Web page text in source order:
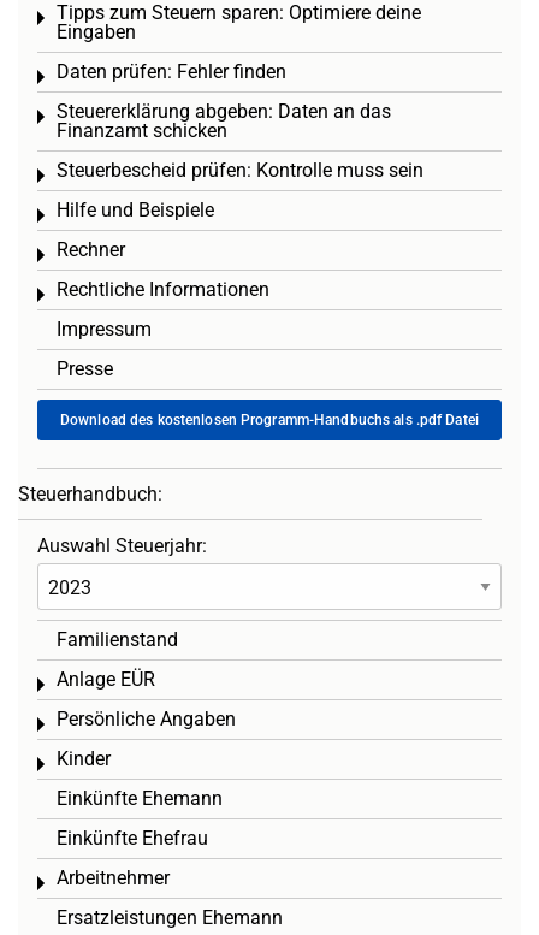
Tipps zum Steuern sparen: Optimiere deine
Eingaben
Toggle menu
Daten prüfen: Fehler finden
Toggle menu
Steuererklärung abgeben: Daten an das
Finanzamt schicken
Toggle menu
Steuerbescheid prüfen: Kontrolle muss sein
Toggle menu
Hilfe und Beispiele
Toggle menu
Rechner
Toggle menu
Rechtliche Informationen
Toggle menu
Impressum
Presse
Download des kostenlosen Programm-Handbuchs als .pdf Datei
Steuerhandbuch:
Auswahl Steuerjahr:
Familienstand
Anlage EÜR
Toggle menu
Persönliche Angaben
Toggle menu
Kinder
Toggle menu
Einkünfte Ehemann
Einkünfte Ehefrau
Arbeitnehmer
Toggle menu
Ersatzleistungen Ehemann